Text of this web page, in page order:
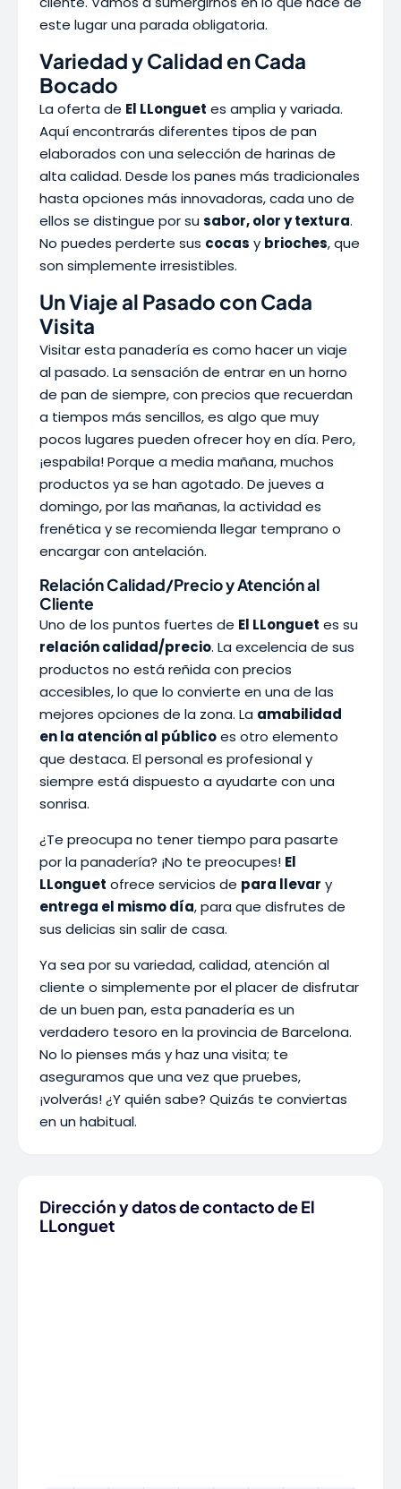
este lugar una parada obligatoria.
Variedad y Calidad en Cada
Bocado
La oferta de El LLonguet es amplia y variada.
Aquí encontrarás diferentes tipos de pan
elaborados con una selección de harinas de
alta calidad. Desde los panes más tradicionales
hasta opciones más innovadoras, cada uno de
ellos se distingue por su sabor, olor y textura.
No puedes perderte sus cocas y brioches, que
son simplemente irresistibles.
Un Viaje al Pasado con Cada
Visita
Visitar esta panadería es como hacer un viaje
al pasado. La sensación de entrar en un horno
de pan de siempre, con precios que recuerdan
a tiempos más sencillos, es algo que muy
pocos lugares pueden ofrecer hoy en día. Pero,
¡espabila! Porque a media mañana, muchos
productos ya se han agotado. De jueves a
domingo, por las mañanas, la actividad es
frenética y se recomienda llegar temprano o
encargar con antelación.
Relación Calidad/Precio y Atención al
Cliente
Uno de los puntos fuertes de El LLonguet es su
relación calidad/precio. La excelencia de sus
productos no está reñida con precios
accesibles, lo que lo convierte en una de las
mejores opciones de la zona. La amabilidad
en la atención al públicoes otro elemento
que destaca. El personal es profesional y
siempre está dispuesto a ayudarte con una
sonrisa.
¿Te preocupa no tener tiempo para pasarte
por la panadería? ¡No te preocupes! El
LLonguet ofrece servicios de para llevar y
entrega el mismo día, para que disfrutes de
sus delicias sin salir de casa.
Ya sea por su variedad, calidad, atención al
cliente o simplemente por el placer de disfrutar
de un buen pan, esta panadería es un
verdadero tesoro en la provincia de Barcelona.
No lo pienses más y haz una visita; te
aseguramos que una vez que pruebes,
¡volverás! ¿Y quién sabe? Quizás te conviertas
en un habitual.
Dirección y datos de contacto de El
LLonguet